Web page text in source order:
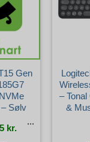
Gen
Sølv
kr. Den
aktuelle
pris
– Tonal
&